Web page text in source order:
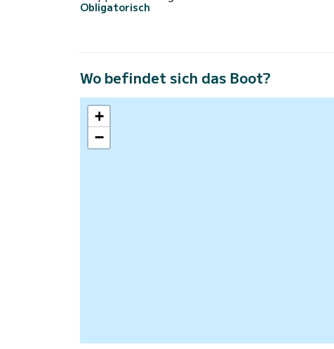
Obligatorisch
Wo befindet sich das Boot?
+
−